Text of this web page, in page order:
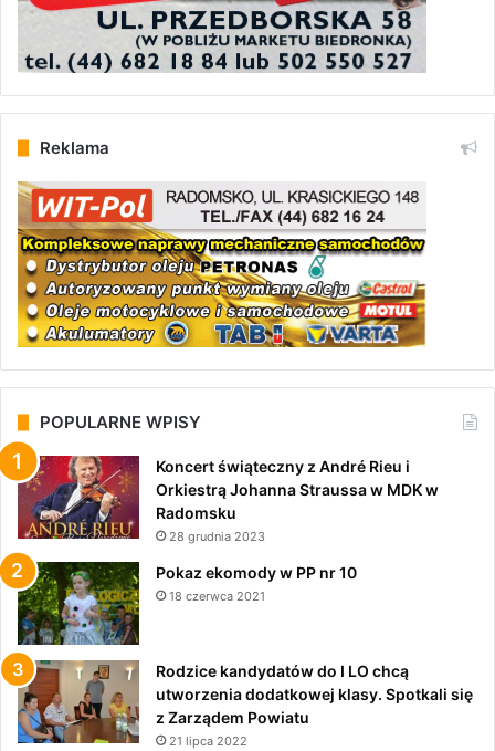
Reklama
POPULARNE WPISY
Koncert świąteczny z André Rieu i
Orkiestrą Johanna Straussa w MDK w
Radomsku
28 grudnia 2023
Pokaz ekomody w PP nr 10
18 czerwca 2021
Rodzice kandydatów do I LO chcą
utworzenia dodatkowej klasy. Spotkali się
z Zarządem Powiatu
21 lipca 2022